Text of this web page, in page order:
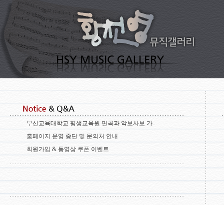
부산교육대학교 평생교육원 편곡과 악보사보 가..
홈페이지 운영 중단 및 문의처 안내
회원가입 & 동영상 쿠폰 이벤트